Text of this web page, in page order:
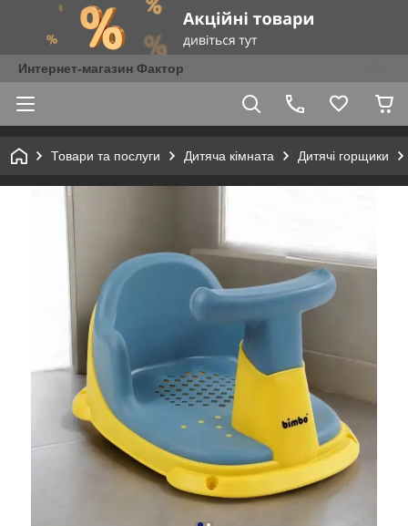
Интернет-магазин Фактор
Товари та послуги Дитяча кімната Дитячі горщики